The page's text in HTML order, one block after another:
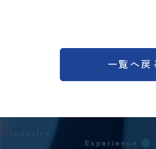
一覧へ戻